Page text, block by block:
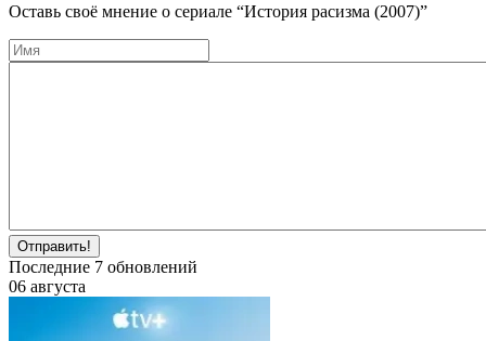
Оставь своё мнение о cериале “История расизма (2007)”
Отправить!
Последние 7 обновлений
06 августа